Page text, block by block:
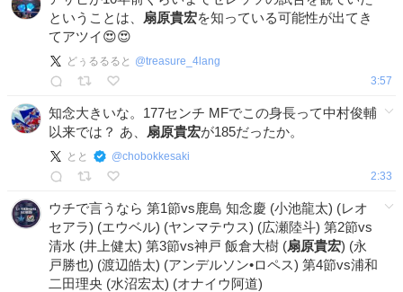
ということは、 扇原貴宏を知っている可能性が出てき
てアツイ😍😍
どぅるるると @treasure_4lang
3:57
知念大きいな。177センチ MFでこの身長って中村俊輔
以来では？ あ、 扇原貴宏が185だったか。
とと @chobokkesaki
2:33
ウチで言うなら 第1節vs鹿島 知念慶 (小池龍太) (レオ
セアラ) (エウベル) (ヤンマテウス) (広瀬陸斗) 第2節vs
清水 (井上健太) 第3節vs神戸 飯倉大樹 (扇原貴宏) (永
戸勝也) (渡辺皓太) (アンデルソン•ロペス) 第4節vs浦和
二田理央 (水沼宏太) (オナイウ阿道)